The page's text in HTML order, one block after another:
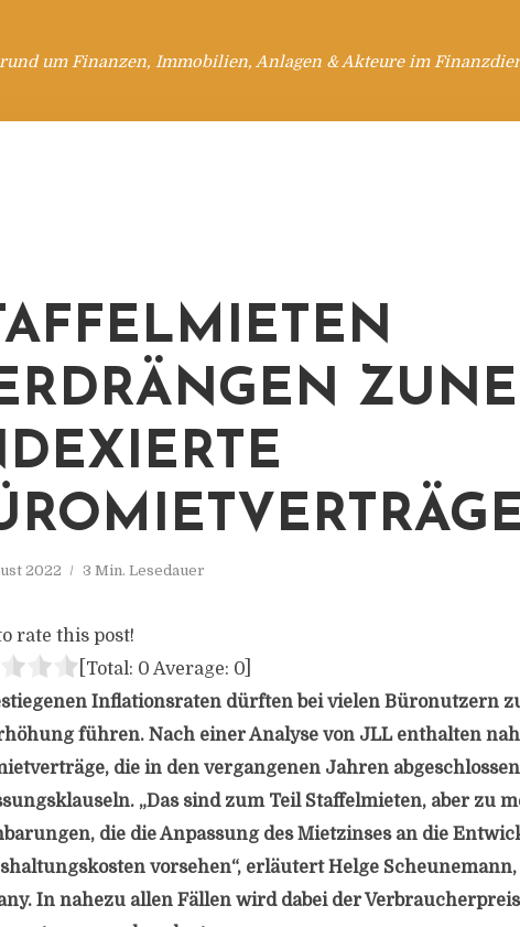
um Finanzen, Immobilien, Anlagen & Akteure im
2022 3 Min. Lesedauer
rate this post!
[Total: 0 Average: 0
Inflationsraten dürften bei vielen Büronutzern
führen. Nach einer Analyse von JLL enthalten
die in den vergangenen Jahren
„Das sind zum Teil Staffelmieten, aber zu
die die Anpassung des Mietzinses an die
vorsehen“, erläutert Helge Scheunemann,
In nahezu allen Fällen wird dabei der